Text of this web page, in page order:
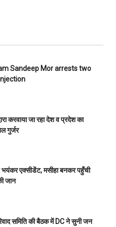
Sandeep Mor arrests two
करवाया जा रहा देश व प्रदेश का
गुर्जर
भयंकर एक्सीडेंट, मसीहा बनकर पहुँची
जान
समिति की बैठक में DC ने सुनी जन